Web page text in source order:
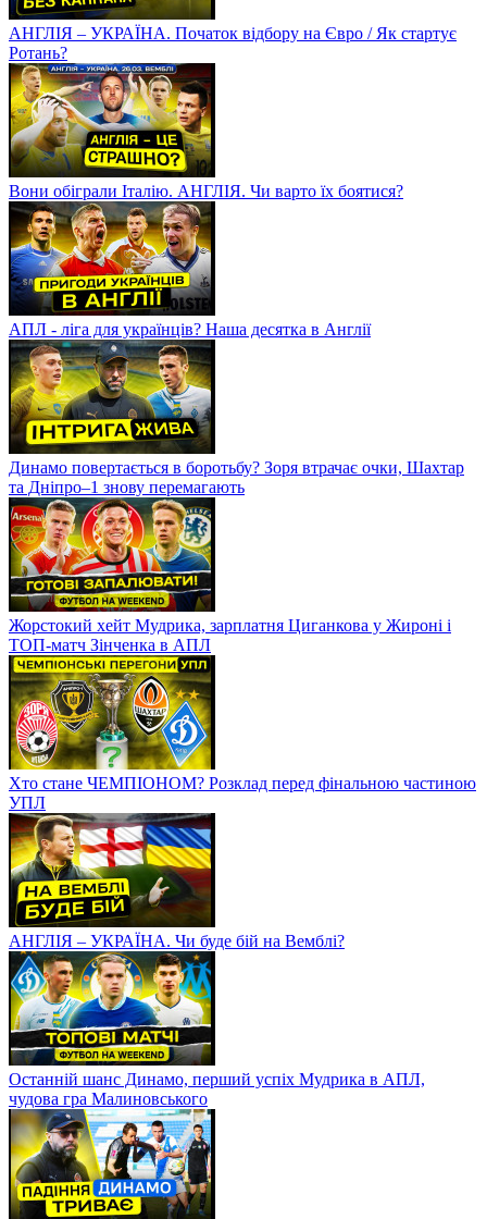
АНГЛІЯ – УКРАЇНА. Початок відбору на Євро / Як стартує
Ротань?
Вони обіграли Італію. АНГЛІЯ. Чи варто їх боятися?
АПЛ - ліга для українців? Наша десятка в Англії
Динамо повертається в боротьбу? Зоря втрачає очки, Шахтар
та Дніпро–1 знову перемагають
Жорстокий хейт Мудрика, зарплатня Циганкова у Жироні і
ТОП-матч Зінченка в АПЛ
Хто стане ЧЕМПІОНОМ? Розклад перед фінальною частиною
УПЛ
АНГЛІЯ – УКРАЇНА. Чи буде бій на Вемблі?
Останній шанс Динамо, перший успіх Мудрика в АПЛ,
чудова гра Малиновського